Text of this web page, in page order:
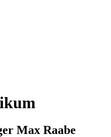
Max Raabe